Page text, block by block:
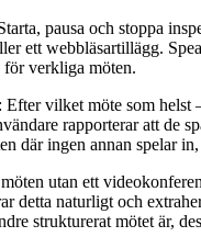
pausa och stoppa
ett webbläsartillägg.
för verkliga möten.
: Efter vilket möte som helst
rapporterar att de
där ingen annan spelar
utan ett
detta naturligt och
strukturerat mötet är,